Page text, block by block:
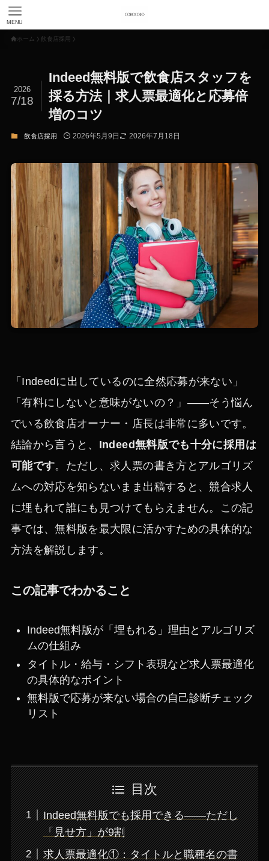
MENU
ホーム 飲食店採用
Indeed無料版で飲食店スタッフを
採る方法｜求人票最適化と応募倍
増のコツ
2026
7/18
飲食店採用 2026年5月9日 2026年7月18日
「Indeedに出しているのに全然応募が来ない」
「有料にしないと意味がないの？」——そう悩ん
でいる飲食店オーナー・店長は非常に多いです。
結論から言うと、 Indeed無料版でも十分に採用は
可能です。ただし、求人票の書き方とアルゴリズ
ムへの対応を知らないまま出稿すると、競合求人
に埋もれて誰にも見つけてもらえません。この記
事では、無料版を最大限に活かすための具体的な
方法を解説します。
この記事でわかること
Indeed無料版が「埋もれる」理由とアルゴリズ
ムの仕組み
タイトル・給与・シフト表現など求人票最適化
の具体的なポイント
無料版で応募が来ない場合の自己診断チェック
リスト
目次
Indeed無料版でも採用できる——ただし
「見せ方」が9割
求人票最適化①：タイトルと職種名の書